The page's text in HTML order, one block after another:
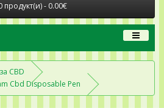
продукт(и) - 0.00€
CBD
Cbd Disposable Pen